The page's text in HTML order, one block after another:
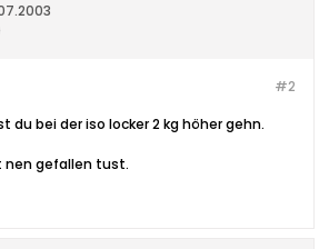
#2
du bei der iso locker 2 kg höher gehn.
nen gefallen tust.